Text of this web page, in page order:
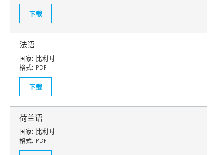
下载
法语
国家: 比利时
格式: PDF
下载
荷兰语
国家: 比利时
格式: PDF